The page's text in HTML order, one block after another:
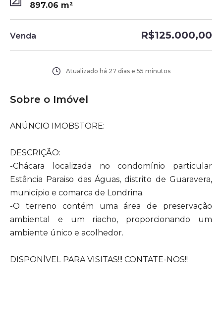
897.06 m²
Venda R$125.000,00
Atualizado há 27 dias e 55 minutos
Sobre o Imóvel
ANÚNCIO IMOBSTORE:
DESCRIÇÃO:
-Chácara localizada no condomínio particular
Estância Paraiso das Águas, distrito de Guaravera,
município e comarca de Londrina.
-O terreno contém uma área de preservação
ambiental e um riacho, proporcionando um
ambiente único e acolhedor.
DISPONÍVEL PARA VISITAS!!! CONTATE-NOS!!